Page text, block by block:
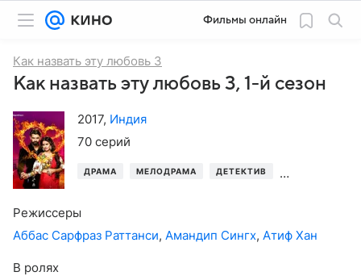
Фильмы онлайн
Как назвать эту любовь 3
Как назвать эту любовь 3, 1-й сезон
2017, Индия
70 серий
ДРАМА МЕЛОДРАМА ДЕТЕКТИВ
Режиссеры
Аббас Сарфраз Раттанси, Амандип Сингх, Атиф Хан
В ролях